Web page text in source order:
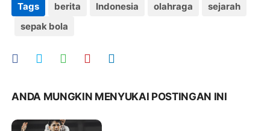
Tags berita Indonesia olahraga
sejarah
sepak bola
ANDA MUNGKIN MENYUKAI POSTINGAN INI